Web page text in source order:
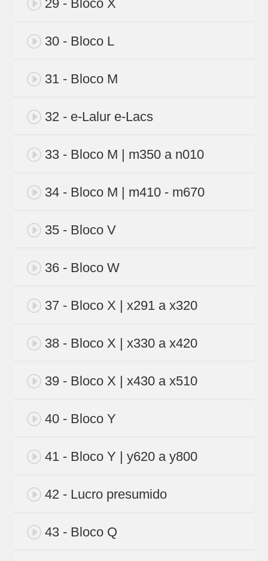
29 - Bloco X
30 - Bloco L
31 - Bloco M
32 - e-Lalur e-Lacs
33 - Bloco M | m350 a n010
34 - Bloco M | m410 - m670
35 - Bloco V
36 - Bloco W
37 - Bloco X | x291 a x320
38 - Bloco X | x330 a x420
39 - Bloco X | x430 a x510
40 - Bloco Y
41 - Bloco Y | y620 a y800
42 - Lucro presumido
43 - Bloco Q